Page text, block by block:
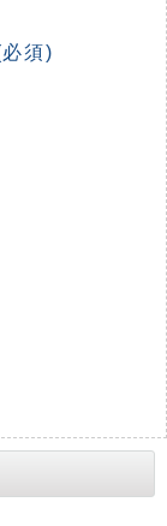
須)